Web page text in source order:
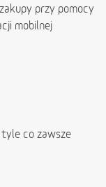
przy pomocy
mobilnej
co zawsze